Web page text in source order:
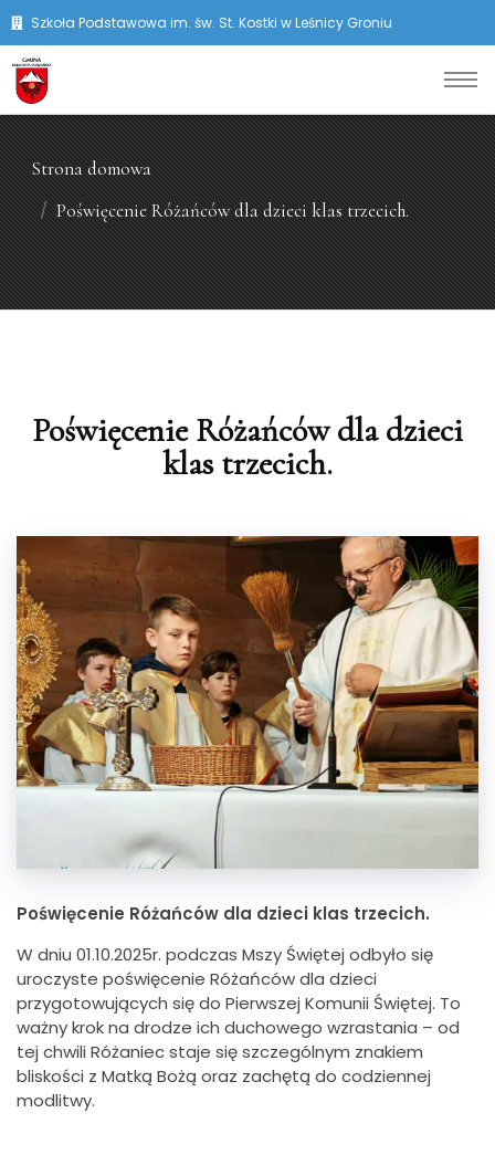
Szkoła Podstawowa im. św. St. Kostki w Leśnicy Groniu
Strona domowa
Poświęcenie Różańców dla dzieci klas trzecich.
Poświęcenie Różańców dla dzieci
klas trzecich.
Poświęcenie Różańców dla dzieci klas trzecich.
W dniu 01.10.2025r. podczas Mszy Świętej odbyło się
uroczyste poświęcenie Różańców dla dzieci
przygotowujących się do Pierwszej Komunii Świętej. To
ważny krok na drodze ich duchowego wzrastania – od
tej chwili Różaniec staje się szczególnym znakiem
bliskości z Matką Bożą oraz zachętą do codziennej
modlitwy.